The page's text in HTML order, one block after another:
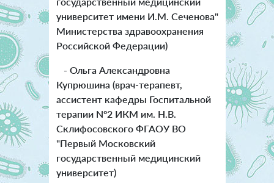
университет имени И.М. Сеченова"
Министерства здравоохранения
Российской Федерации)
- Ольга Александровна
Купрюшина (врач-терапевт,
ассистент кафедры Госпитальной
терапии Nº2 ИКМ им. Н.В.
Склифосовского ФГАОУ ВО
"Первый Московский
государственный медицинский
университет)